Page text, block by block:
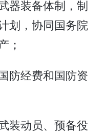
器装备体制，制
划，协同国务院
；
防经费和国防资
装动员、预备役